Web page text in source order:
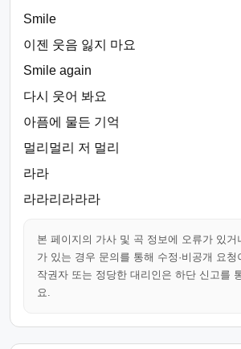
Smile
이젠 웃음 잃지 마요
Smile again
다시 웃어 봐요
아픔에 물든 기억
멀리멀리 저 멀리
라라
라라리라라라
본 페이지의 가사 및 곡 정보에 오류가 있거
가 있는 경우 문의를 통해 수정·비공개 요청
작권자 또는 정당한 대리인은 하단 신고를
요.